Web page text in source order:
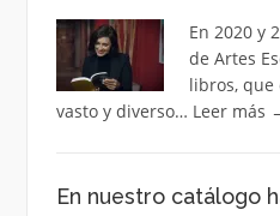
En 2020 y
de Artes
libros, que
vasto y diverso… Leer más
En nuestro catálogo